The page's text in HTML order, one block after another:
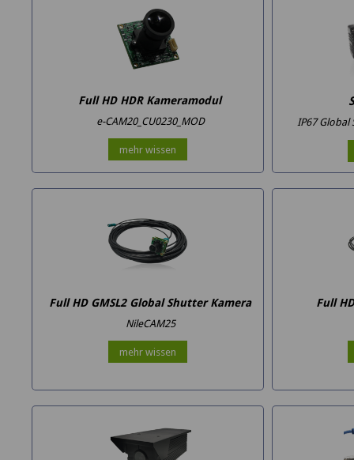
Full HD HDR Kameramodul
e-CAM20_CU0230_MOD
mehr wissen
IP67 Global
Full HD GMSL2 Global Shutter Kamera
NileCAM25
mehr wissen
Full